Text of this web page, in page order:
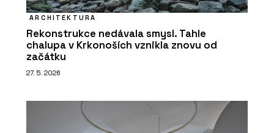
ARCHITEKTURA
Rekonstrukce nedávala smysl. Tahle
chalupa v Krkonoších vznikla znovu od
začátku
27. 5. 2026